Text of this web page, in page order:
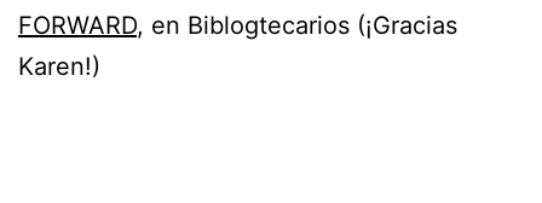
FORWARD, en Biblogtecarios (¡Gracias
Karen!)